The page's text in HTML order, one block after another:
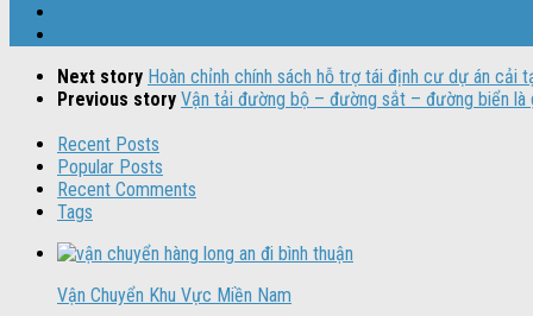
Next story Hoàn chỉnh chính sách hỗ trợ tái định cư dự án cải
Previous story Vận tải đường bộ – đường sắt – đường biển là
Recent Posts
Popular Posts
Recent Comments
Tags
Vận Chuyển Khu Vực Miền Nam